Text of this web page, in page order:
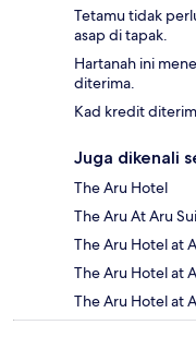
Tetamu tidak
asap di tapak.
Hartanah ini
diterima.
Kad kredit
Juga dikenali
The Aru Hotel
The Aru At Aru
The Aru Hotel at
The Aru Hotel at
The Aru Hotel at